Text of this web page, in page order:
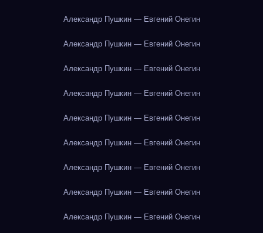
Александр Пушкин — Евгений Онегин
Александр Пушкин — Евгений Онегин
Александр Пушкин — Евгений Онегин
Александр Пушкин — Евгений Онегин
Александр Пушкин — Евгений Онегин
Александр Пушкин — Евгений Онегин
Александр Пушкин — Евгений Онегин
Александр Пушкин — Евгений Онегин
Александр Пушкин — Евгений Онегин